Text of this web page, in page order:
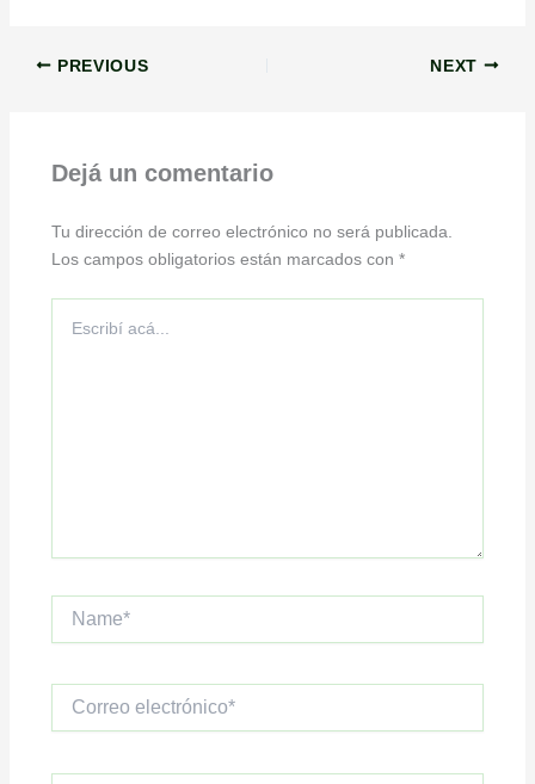
PREVIOUS NEXT
Dejá un comentario
Tu dirección de correo electrónico no será publicada.
Los campos obligatorios están marcados con *
acá...
Correo
electrónico*